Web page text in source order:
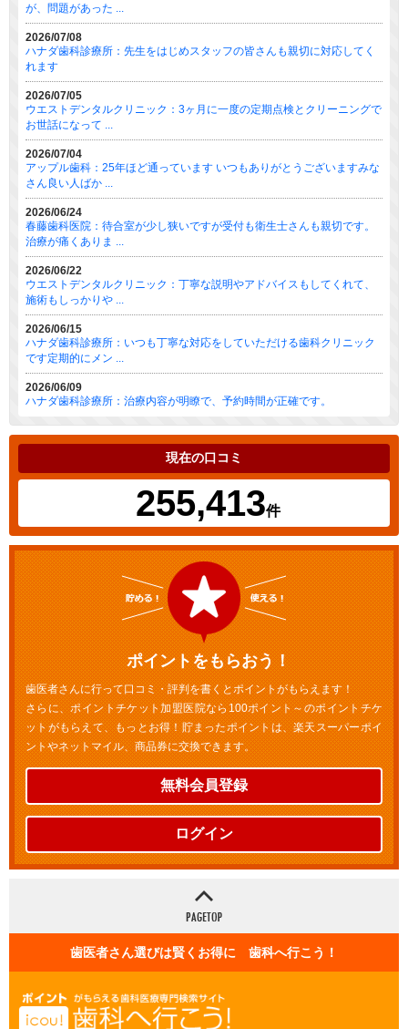
が、問題があった ...
2026/07/08
ハナダ歯科診療所：先生をはじめスタッフの皆さんも親切に対応してく
れます
2026/07/05
ウエストデンタルクリニック：3ヶ月に一度の定期点検とクリーニングで
お世話になって ...
2026/07/04
アップル歯科：25年ほど通っています いつもありがとうございますみな
さん良い人ばか ...
2026/06/24
春藤歯科医院：待合室が少し狭いですが受付も衛生士さんも親切です。
治療が痛くありま ...
2026/06/22
ウエストデンタルクリニック：丁寧な説明やアドバイスもしてくれて、
施術もしっかりや ...
2026/06/15
ハナダ歯科診療所：いつも丁寧な対応をしていただける歯科クリニック
です定期的にメン ...
2026/06/09
ハナダ歯科診療所：治療内容が明瞭で、予約時間が正確です。
現在の口コミ
255,413件
ポイントをもらおう！
歯医者さんに行って口コミ・評判を書くとポイントがもらえます！
さらに、ポイントチケット加盟医院なら100ポイント～のポイントチケ
ットがもらえて、もっとお得！貯まったポイントは、楽天スーパーポイ
ントやネットマイル、商品券に交換できます。
無料会員登録
ログイン
歯医者さん選びは賢くお得に 歯科へ行こう！